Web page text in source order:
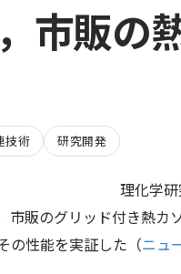
市販の
技術 研究開発
理化学
市販のグリッド付き熱カ
の性能を実証した（ニュ